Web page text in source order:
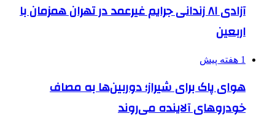
آزادی ۸۱ زندانی جرایم غیرعمد در تهران همزمان با
اربعین
1 هفته پیش
هوای پاک برای شیراز؛ دوربین‌ها به مصاف
خودروهای آلاینده می‌روند